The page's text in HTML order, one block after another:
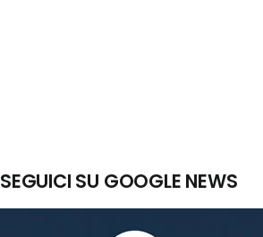
SEGUICI SU GOOGLE NEWS